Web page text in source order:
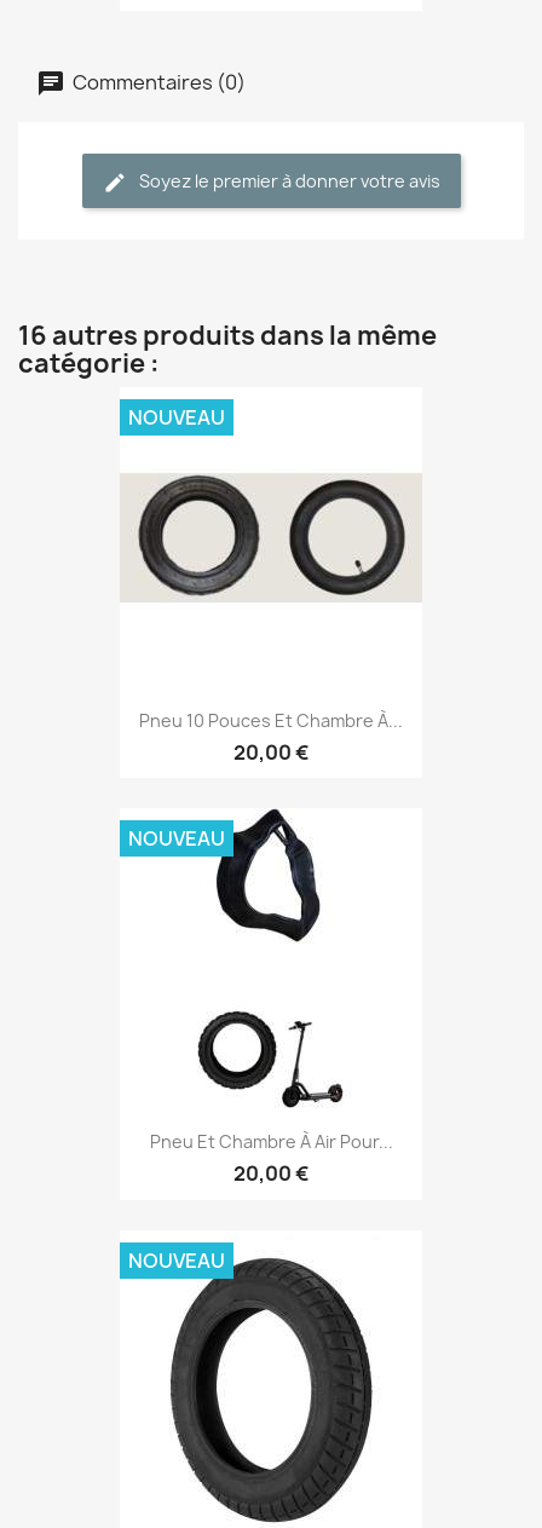
Commentaires (0)
Soyez le premier à donner votre avis
16 autres produits dans la même
catégorie :
Pneu 10 Pouces Et Chambre À...
20,00 €
NOUVEAU
Pneu Et Chambre À Air Pour...
20,00 €
NOUVEAU
NOUVEAU